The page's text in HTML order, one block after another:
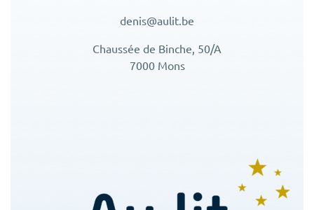
denis@aulit.be
Chaussée de Binche, 50/A
7000 Mons